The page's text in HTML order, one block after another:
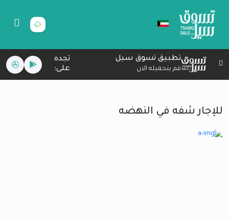
تطبيق تسوق سيل
قم بتحميله الان
تجده
على:
للإجار شفه في النهضه